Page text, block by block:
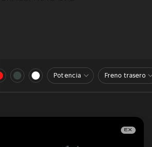
Potencia Freno trasero
EX